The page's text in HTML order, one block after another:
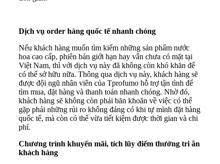
Dịch vụ order hàng quốc tế nhanh chóng
Nếu khách hàng muốn tìm kiếm những sản phẩm nước
hoa cao cấp, phiên bản giới hạn hay vẫn chưa có mặt tại
Việt Nam, thì với dịch vụ này đã không còn khó khăn để
có thể sở hữu nữa. Thông qua dịch vụ này, khách hàng sẽ
được đội ngũ nhân viên của Tprofumo hỗ trợ tận tình để
tìm mua, đặt hàng và thanh toán nhanh chóng. Nhờ đó,
khách hàng sẽ không còn phải băn khoăn về việc có thể
gặp phải những rủi ro không đáng có khi tự mình đặt hàng
quốc tế, mà còn có thể vừa tiết kiệm được thời gian và chi
phí.
Chương trình khuyến mãi, tích lũy điểm thưởng tri ân
khách hàng